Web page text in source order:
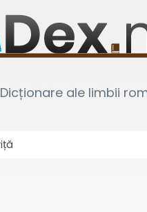
Dicționare ale limbii